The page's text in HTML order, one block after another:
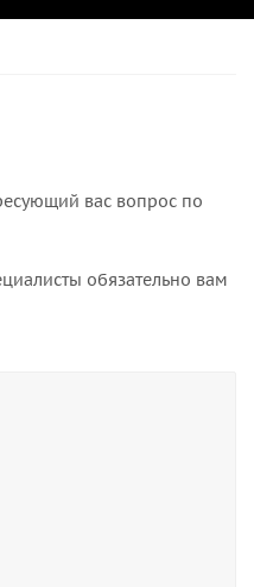
вас вопрос по
обязательно вам